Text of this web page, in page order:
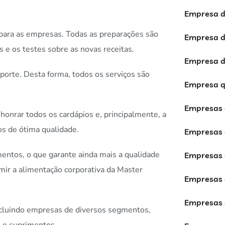
as empresas. Todas as preparações são
e os testes sobre as novas receitas.
Desta forma, todos os serviços são
todos os cardápios e, principalmente, a
de ótima qualidade.
o que garante ainda mais a qualidade
a alimentação corporativa da Master
empresas de diversos segmentos,
Empresa
Empresa
Empresa
Empresa